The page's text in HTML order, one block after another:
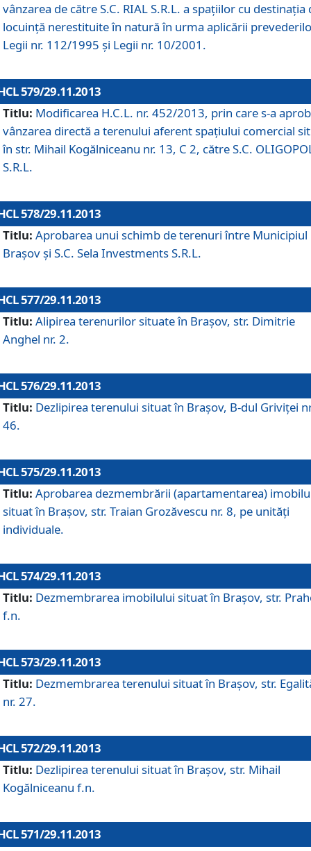
vânzarea de către S.C. RIAL S.R.L. a spaţiilor cu destinaţia
locuinţă nerestituite în natură în urma aplicării
Legii nr. 112/1995 şi Legii nr. 10/2001.
579/29.11.2013
Titlu: Modificarea H.C.L. nr. 452/2013, prin care s-a
vânzarea directă a terenului aferent spaţiului comercial
în str. Mihail Kogălniceanu nr. 13, C 2, către S.C.
S.R.L.
578/29.11.2013
Titlu: Aprobarea unui schimb de terenuri între Municipiul
Braşov şi S.C. Sela Investments S.R.L.
577/29.11.2013
Titlu: Alipirea terenurilor situate în Braşov, str. Dimitrie
Anghel nr. 2.
576/29.11.2013
Titlu: Dezlipirea terenului situat în Braşov, B-dul Griviţei
46.
575/29.11.2013
Titlu: Aprobarea dezmembrării (apartamentarea)
situat în Braşov, str. Traian Grozăvescu nr. 8, pe unităţi
individuale.
574/29.11.2013
Titlu: Dezmembrarea imobilului situat în Braşov, str.
f.n.
573/29.11.2013
Titlu: Dezmembrarea terenului situat în Braşov, str.
nr. 27.
572/29.11.2013
Titlu: Dezlipirea terenului situat în Braşov, str. Mihail
Kogălniceanu f.n.
571/29.11.2013